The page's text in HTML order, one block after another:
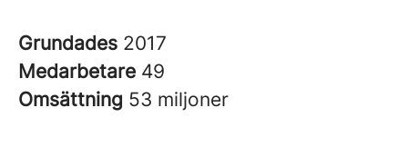
Grundades 2017
Medarbetare 49
Omsättning 53 miljoner